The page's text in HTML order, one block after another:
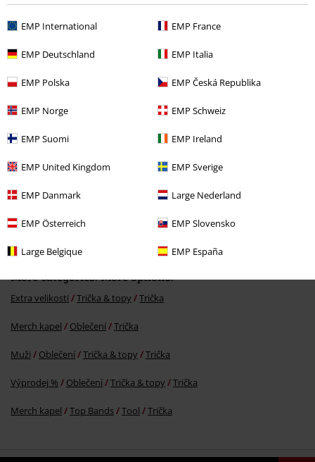
EMP International EMP France
EMP Deutschland EMP Italia
EMP Polska EMP Česká Republika
EMP Norge EMP Schweiz
EMP Suomi EMP Ireland
EMP United Kingdom EMP Sverige
EMP Danmark Large Nederland
EMP Österreich EMP Slovensko
Large Belgique EMP España
Naposledy navštívené
%
Kč 509,00
More categories. More options.
Extra velikosti Trička & topy Trička
Merch kapel Oblečení Trička
Muži Oblečení Trička & topy Trička
Výprodej % Oblečení Trička & topy Trička
Merch kapel Top Bands Tool Trička